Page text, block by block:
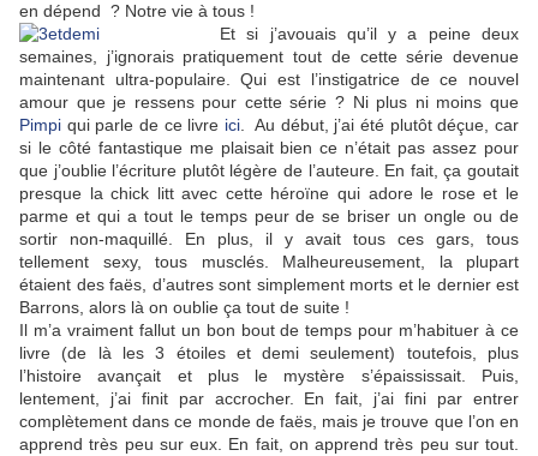
en dépend ? Notre vie à tous !
Et si j’avouais qu’il y a peine deux
semaines, j’ignorais pratiquement tout de cette série devenue
maintenant ultra-populaire. Qui est l’instigatrice de ce nouvel
amour que je ressens pour cette série ? Ni plus ni moins que
Pimpi qui parle de ce livre ici. Au début, j’ai été plutôt déçue, car
si le côté fantastique me plaisait bien ce n’était pas assez pour
que j’oublie l’écriture plutôt légère de l’auteure. En fait, ça goutait
presque la chick litt avec cette héroïne qui adore le rose et le
parme et qui a tout le temps peur de se briser un ongle ou de
sortir non-maquillé. En plus, il y avait tous ces gars, tous
tellement sexy, tous musclés. Malheureusement, la plupart
étaient des faës, d’autres sont simplement morts et le dernier est
Barrons, alors là on oublie ça tout de suite !
Il m’a vraiment fallut un bon bout de temps pour m’habituer à ce
livre (de là les 3 étoiles et demi seulement) toutefois, plus
l’histoire avançait et plus le mystère s’épaississait. Puis,
lentement, j’ai finit par accrocher. En fait, j’ai fini par entrer
complètement dans ce monde de faës, mais je trouve que l’on en
apprend très peu sur eux. En fait, on apprend très peu sur tout.